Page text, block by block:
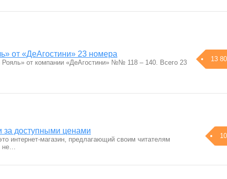
от «ДеАгостини» 23 номера
13
от компании «ДеАгостини» №№ 118 – 140. Всего 23
за доступными ценами
интернет-магазин, предлагающий своим читателям
не…